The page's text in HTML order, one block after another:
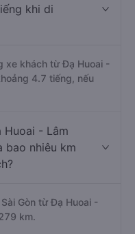
khi di
xe khách từ Đạ Huoai -
4.7 tiếng, nếu
Huoai - Lâm
bao nhiêu km
Gòn từ Đạ Huoai -
km.